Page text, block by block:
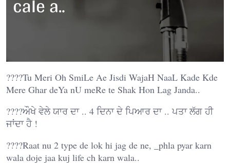
????Tu Meri Oh SmiLe Ae Jisdi WajaH NaaL Kade Kde
Mere Ghar deYa nU meRe te Shak Hon Lag Janda..
????ਔਖੇ ਵੇਲੇ ਯਾਰ ਦਾ .. 4 ਦਿਨਾ ਦੇ ਪਿਆਰ ਦਾ .. ਪਤਾ ਲੱਗ ਹੀ
ਜਾਂਦਾ ਹੈ !
????Raat nu 2 type de lok hi jag de ne, _phla pyar karn
wala doje jaa kuj life ch karn wala..